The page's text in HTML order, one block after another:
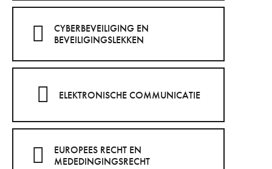
CYBERBEVEILIGING EN
BEVEILIGINGSLEKKEN
ELEKTRONISCHE COMMUNICATIE
EUROPEES RECHT EN
MEDEDINGINGSRECHT